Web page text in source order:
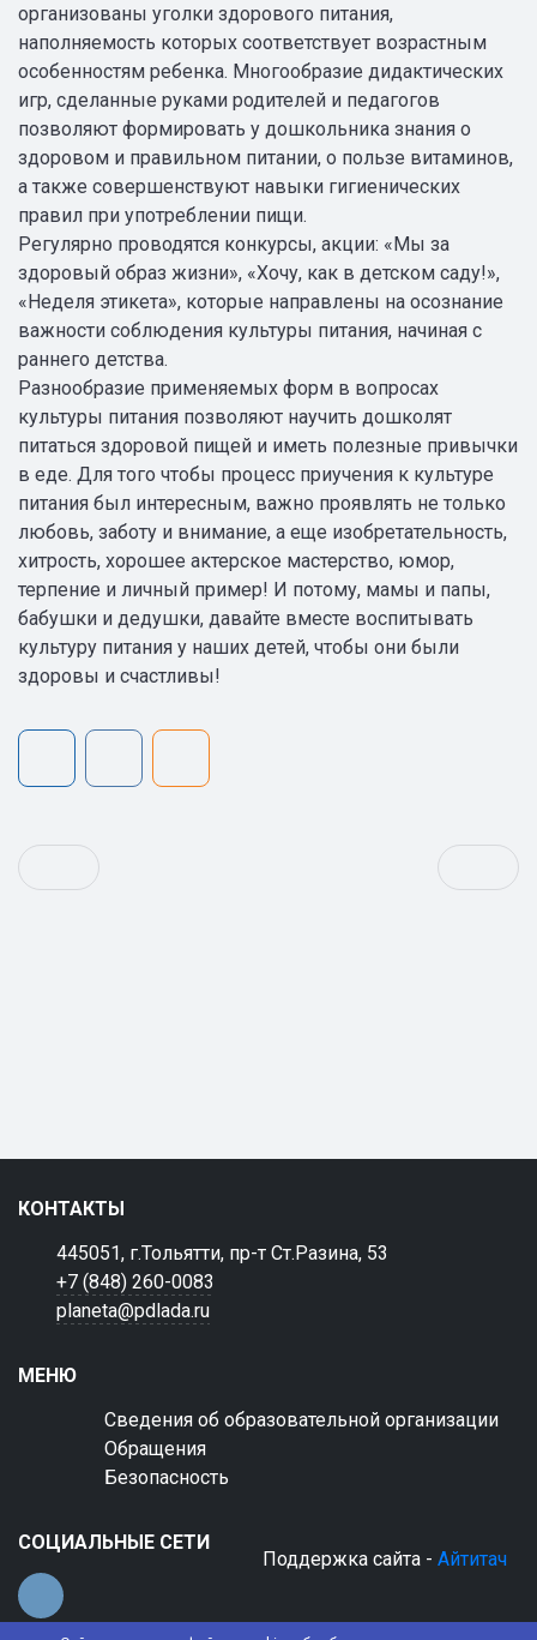
организованы уголки здорового питания,
наполняемость которых соответствует возрастным
особенностям ребенка. Многообразие дидактических
игр, сделанные руками родителей и педагогов
позволяют формировать у дошкольника знания о
здоровом и правильном питании, о пользе витаминов,
а также совершенствуют навыки гигиенических
правил при употреблении пищи.
Регулярно проводятся конкурсы, акции: «Мы за
здоровый образ жизни», «Хочу, как в детском саду!»,
«Неделя этикета», которые направлены на осознание
важности соблюдения культуры питания, начиная с
раннего детства.
Разнообразие применяемых форм в вопросах
культуры питания позволяют научить дошколят
питаться здоровой пищей и иметь полезные привычки
в еде. Для того чтобы процесс приучения к культуре
питания был интересным, важно проявлять не только
любовь, заботу и внимание, а еще изобретательность,
хитрость, хорошее актерское мастерство, юмор,
терпение и личный пример! И потому, мамы и папы,
бабушки и дедушки, давайте вместе воспитывать
культуру питания у наших детей, чтобы они были
здоровы и счастливы!
КОНТАКТЫ
445051, г.Тольятти, пр-т Ст.Разина, 53
+7 (848) 260-0083
planeta@pdlada.ru
МЕНЮ
Сведения об образовательной организации
Обращения
Безопасность
СОЦИАЛЬНЫЕ СЕТИ
Поддержка сайта - Айтитач